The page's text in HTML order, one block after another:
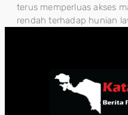
terus memperluas akses
rendah terhadap hunian